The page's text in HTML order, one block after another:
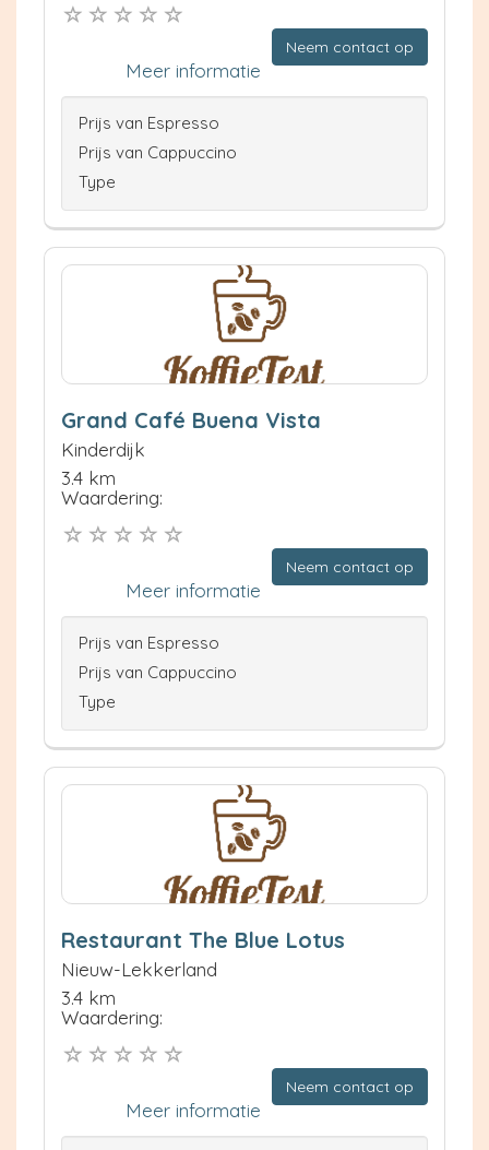
Neem contact op
Meer informatie
Prijs van Espresso
Prijs van Cappuccino
Type
Grand Café Buena Vista
Kinderdijk
3.4 km
Waardering:
Neem contact op
Meer informatie
Prijs van Espresso
Prijs van Cappuccino
Type
Restaurant The Blue Lotus
Nieuw-Lekkerland
3.4 km
Waardering:
Neem contact op
Meer informatie